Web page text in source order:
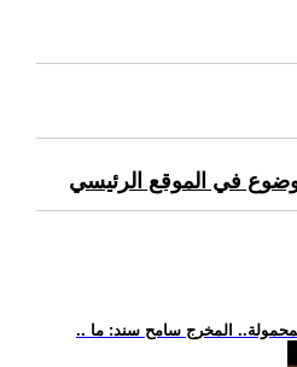
في الموقع الرئيسي
المخرج سامح سند: ما